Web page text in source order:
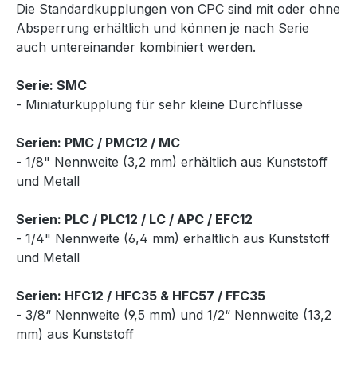
Die Standardkupplungen von CPC sind mit oder ohne
Absperrung erhältlich und können je nach Serie
auch untereinander kombiniert werden.
Serie: SMC
- Miniaturkupplung für sehr kleine Durchflüsse
Serien: PMC / PMC12 / MC
- 1/8" Nennweite (3,2 mm) erhältlich aus Kunststoff
und Metall
Serien: PLC / PLC12 / LC / APC / EFC12
- 1/4" Nennweite (6,4 mm) erhältlich aus Kunststoff
und Metall
Serien: HFC12 / HFC35 & HFC57 / FFC35
- 3/8“ Nennweite (9,5 mm) und 1/2“ Nennweite (13,2
mm) aus Kunststoff